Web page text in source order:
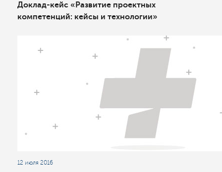
Доклад-кейс «Развитие проектных
компетенций: кейсы и технологии»
12 июля 2016